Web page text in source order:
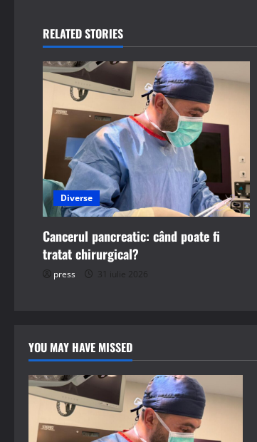
n
a
v
g
a
t
i
o
RELATED STORIES
Diverse
Cancerul pancreatic: când poate fi
tratat chirurgical?
press 31 iulie 2026
YOU MAY HAVE MISSED